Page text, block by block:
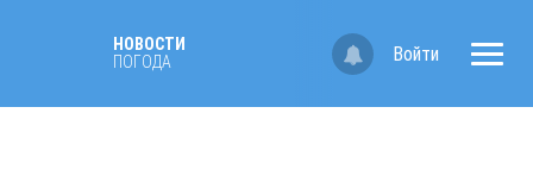
НОВОСТИ
ПОГОДА
Войти